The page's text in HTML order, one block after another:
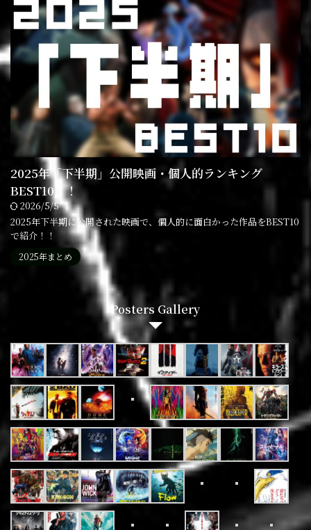
2025年「下半期」公開映画・個人的ランキング
BEST10！！
2026/5/5
2025年下半期に公開された映画で、個人的に面白かった作品をBEST10
で紹介！！
2025年まとめ
Posters Gallery